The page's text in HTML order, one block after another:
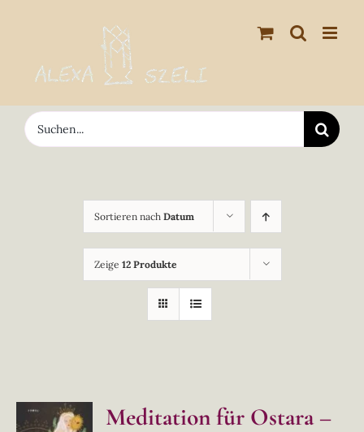
springen
Suche
nach:
Sortieren nach Datum
Zeige 12 Produkte
Meditation für Ostara –